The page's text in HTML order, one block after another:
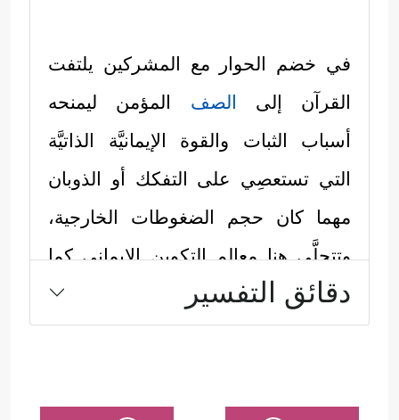
في خضم الحوار مع المشركين يلتفت
القرآن إلى الصف المؤمن ليمنحه
أسباب الثبات والقوة الإيمانيَّة الذاتيَّة
التي تستعصِي على التفكك أو الذوبان
مهما كان حجم الضغوطات الخارجية،
وتتجلَّى هنا معالم التكوين الإيماني كما
رسَمَها القرآن:
المَعْلَمُ الأول: وحدةالصفالمؤمن،
وظرفُه﴿وَلَا تَطۡرُدِ ٱلَّذِینَ یَدۡعُونَ رَبَّهُم بِٱلۡغَدَوٰةِ
دقائق التفسير